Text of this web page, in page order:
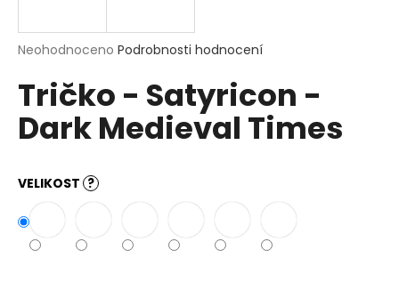
Průměrné
produktu
0,0
Neohodnoceno Podrobnosti hodnocení
Tričko - Satyricon -
Dark Medieval Times
VELIKOST ?
j
t
?
HLEDAT